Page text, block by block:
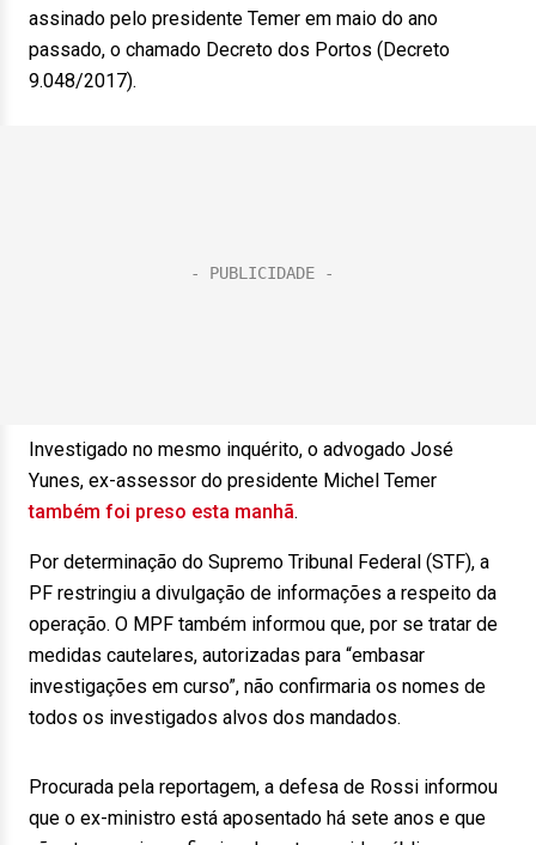
assinado pelo presidente Temer em maio do ano
passado, o chamado Decreto dos Portos (Decreto
9.048/2017).
Investigado no mesmo inquérito, o advogado José
Yunes, ex-assessor do presidente Michel Temer
também foi preso esta manhã.
Por determinação do Supremo Tribunal Federal (STF), a
PF restringiu a divulgação de informações a respeito da
operação. O MPF também informou que, por se tratar de
medidas cautelares, autorizadas para “embasar
investigações em curso”, não confirmaria os nomes de
todos os investigados alvos dos mandados.
Procurada pela reportagem, a defesa de Rossi informou
que o ex-ministro está aposentado há sete anos e que